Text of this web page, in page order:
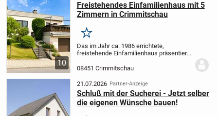
10
Freistehendes Einfamilienhaus mit 5
Zimmern in Crimmitschau
Merken
Das im Jahr ca. 1986 errichtete,
freistehende Einfamilienhaus präsentiert
durchdachten und alltagstauglichen
Platzangebot.Die Wohnräume verteilen
sich auf einer...
08451 Crimmitschau
21.07.2026 Partner-Anzeige
Schluß mit der Sucherei - Jetzt selber
die eigenen Wünsche bauen!